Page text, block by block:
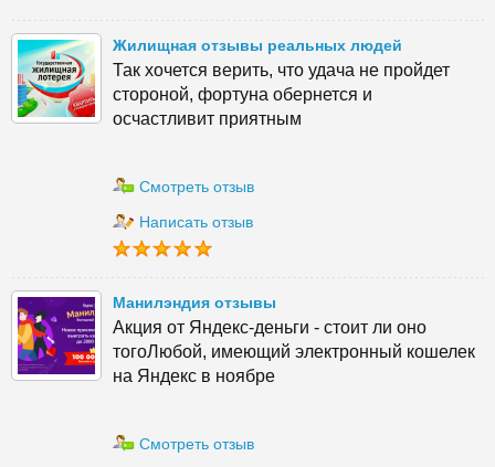
Жилищная отзывы реальных людей
Так хочется верить, что удача не пройдет
стороной, фортуна обернется и
осчастливит приятным
Смотреть отзыв
Написать отзыв
Манилэндия отзывы
Акция от Яндекс-деньги - стоит ли оно
тогоЛюбой, имеющий электронный кошелек
на Яндекс в ноябре
Смотреть отзыв